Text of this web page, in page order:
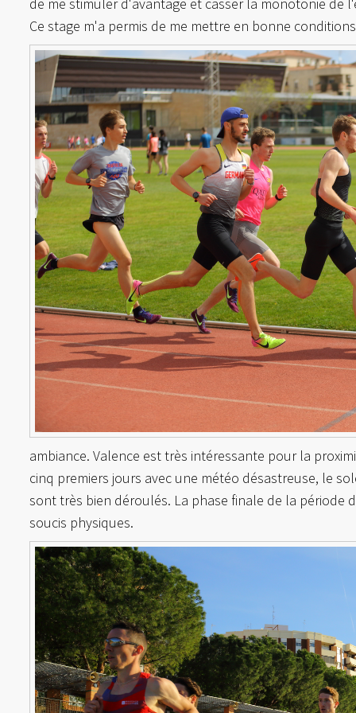
Ce stage m'a permis de me mettre en bonne
ambiance. Valence est très intéressante pour la
cinq premiers jours avec une météo désastreuse, le
sont très bien déroulés. La phase finale de la période
soucis physiques.